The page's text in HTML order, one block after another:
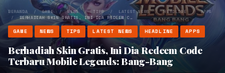
BERANDA /GAME /NEWS/TIPS/ LATEST NEWS/HEADLINE/APPS
/BERHADIAH SKIN GRATIS, INI DIA REDEEM C…
GAME NEWS TIPS LATEST NEWS HEADLINE APPS
Berhadiah Skin Gratis, Ini Dia Redeem Code
Terbaru Mobile Legends: Bang-Bang